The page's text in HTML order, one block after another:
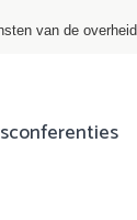
van de